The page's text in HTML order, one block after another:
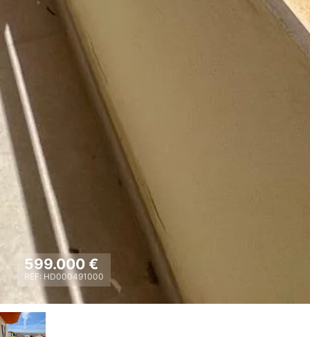
599.000 €
REF: HD000491000